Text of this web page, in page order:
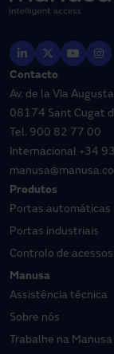
Contacto
Av. de la Via
08174 Sant Cugat
Tel. 900 82 77 00
Internacional +34
Produtos
Portas automáticas
Portas industriais
Controlo de acessos
Manusa
Assistência técnica
Sobre nós
Trabalhe na Manusa